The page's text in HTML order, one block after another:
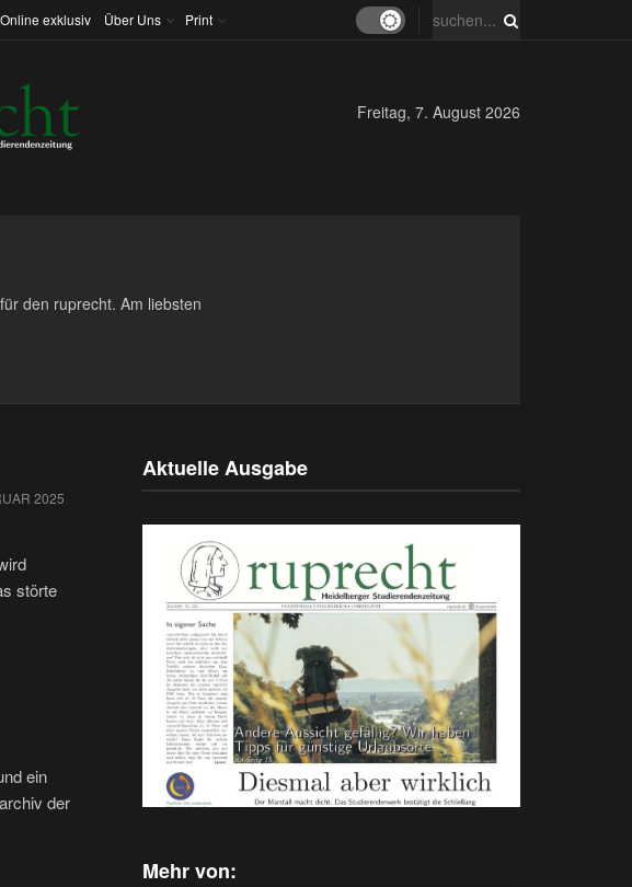
Online exklusiv Über Uns Print
Freitag, 7. August 2026
den ruprecht. Am liebsten
2025
störte
ein
der
Aktuelle Ausgabe
Mehr von: